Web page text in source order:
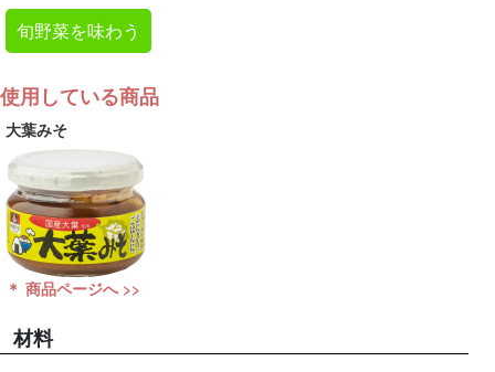
旬野菜を味わう
使用している商品
大葉みそ
＊ 商品ページへ >>
材料